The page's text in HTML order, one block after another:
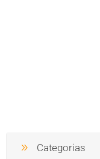
Categorias